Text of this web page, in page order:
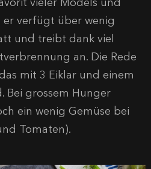
er verfügt über wenig
und treibt dank viel
an. Die Rede
mit 3 Eiklar und einem
Bei grossem Hunger
ein wenig Gemüse bei
Tomaten).